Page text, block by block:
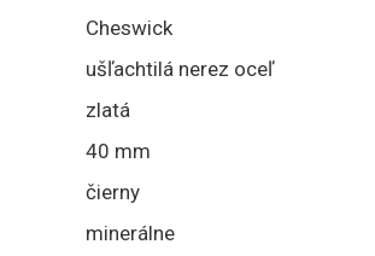
Cheswick
ušľachtilá nerez oceľ
zlatá
40 mm
čierny
minerálne